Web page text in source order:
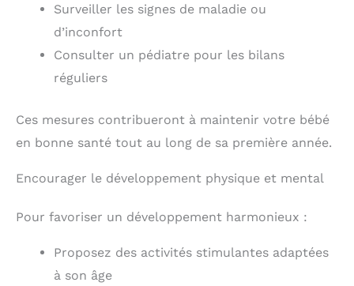
Surveiller les signes de maladie ou
d’inconfort
Consulter un pédiatre pour les bilans
réguliers
Ces mesures contribueront à maintenir votre bébé
en bonne santé tout au long de sa première année.
Encourager le développement physique et mental
Pour favoriser un développement harmonieux :
Proposez des activités stimulantes adaptées
à son âge